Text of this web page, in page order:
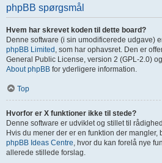
phpBB spørgsmål
Hvem har skrevet koden til dette board?
Denne software (i sin umodificerede udgave)
phpBB Limited , som har ophavsret. Den er
General Public License, version 2 (GPL-2.0)
About phpBB for yderligere information.
Top
Hvorfor er X funktioner ikke til stede?
Denne software er udviklet og stillet til
Hvis du mener der er en funktion der mangler,
phpBB Ideas Centre, hvor du kan forelå nye
allerede stillede forslag.